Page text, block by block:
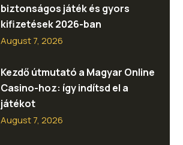
biztonságos játék és gyors
kifizetések 2026-ban
August 7, 2026
Kezdő útmutató a Magyar Online
Casino-hoz: így indítsd el a
játékot
August 7, 2026